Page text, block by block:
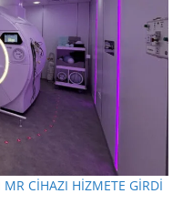
MR CİHAZI HİZMETE GİRDİ